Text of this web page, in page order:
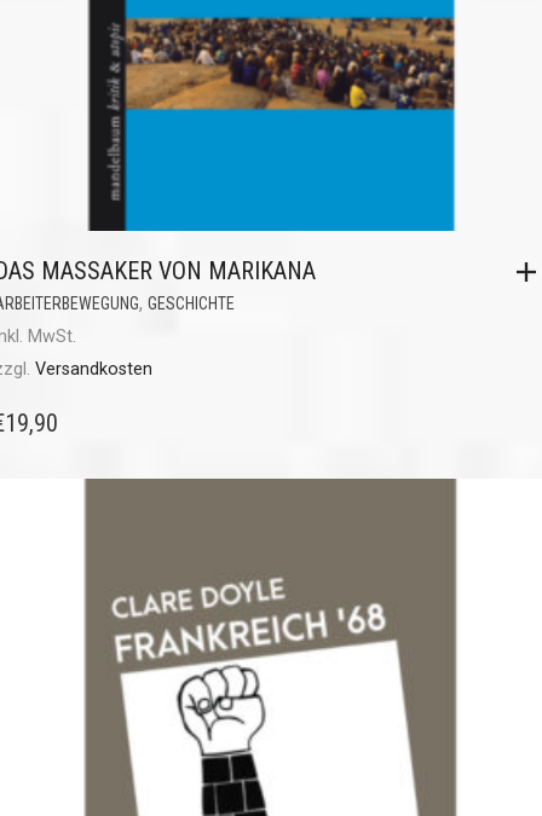
MASSAKER VON MARIKANA
, GESCHICHTE
MwSt.
Versandkosten
19,90